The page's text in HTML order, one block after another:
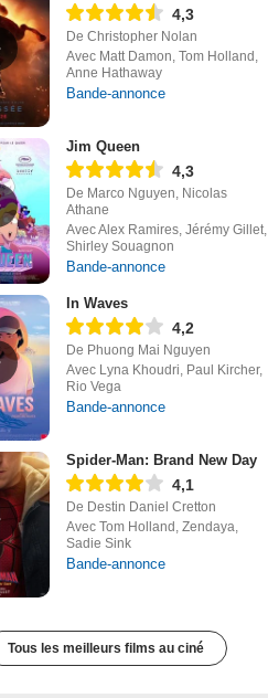
4,3
De Christopher Nolan
Avec Matt Damon, Tom Holland,
Anne Hathaway
Bande-annonce
Jim Queen
4,3
De Marco Nguyen, Nicolas
Athane
Avec Alex Ramires, Jérémy Gillet,
Shirley Souagnon
Bande-annonce
In Waves
4,2
De Phuong Mai Nguyen
Avec Lyna Khoudri, Paul Kircher,
Rio Vega
Bande-annonce
Spider-Man: Brand New Day
4,1
De Destin Daniel Cretton
Avec Tom Holland, Zendaya,
Sadie Sink
Bande-annonce
Tous les meilleurs films au ciné